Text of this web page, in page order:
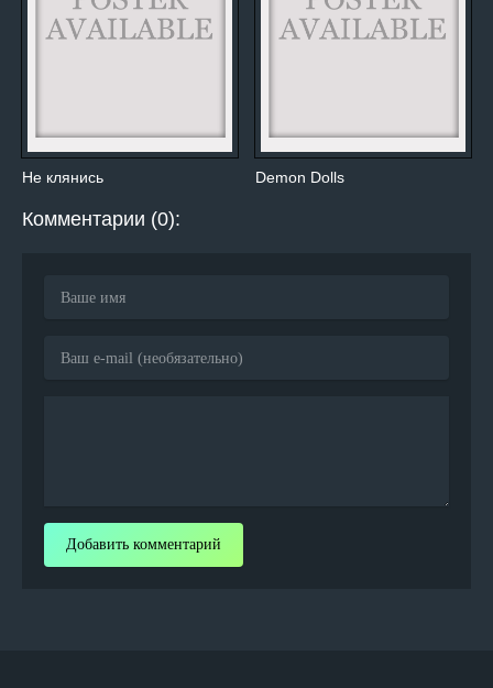
Не клянись Demon Dolls
Комментарии (0):
Добавить комментарий